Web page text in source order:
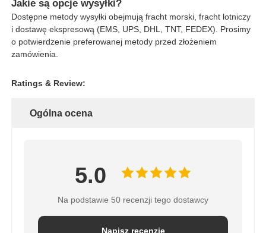
Jakie są opcje wysyłki?
Dostępne metody wysyłki obejmują fracht morski, fracht lotniczy
i dostawę ekspresową (EMS, UPS, DHL, TNT, FEDEX). Prosimy
o potwierdzenie preferowanej metody przed złożeniem
zamówienia.
Ratings & Review:
Ogólna ocena
5.0
Na podstawie 50 recenzji tego dostawcy
Napisz recenzję